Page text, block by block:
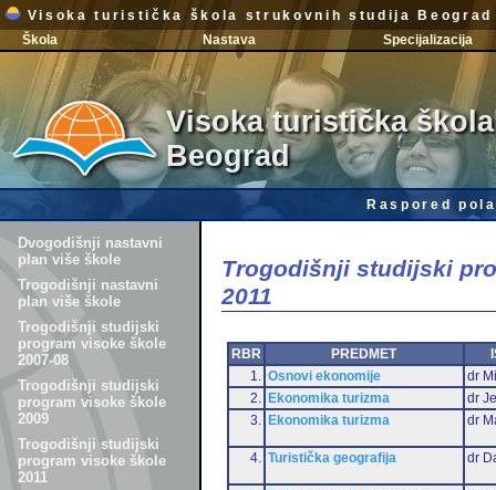
Visoka turistička škola strukovnih studija Beograd
Škola
Nastava Specijalizacija
Visoka turistička
Beograd
Raspored
Dvogodišnji nastavni
plan više škole
Trogodišnji nastavni
plan više škole
Trogodišnji studijski
program visoke škole
2007-08
Trogodišnji studijski
program visoke škole
2009
Trogodišnji studijski
program visoke škole
2011
Trogodišnji studijski
2011
RBR PREDMET
1.
Osnovi ekonomije
dr
2.
Ekonomika turizma
dr
3.
Ekonomika turizma dr
4. Turistička geografija dr